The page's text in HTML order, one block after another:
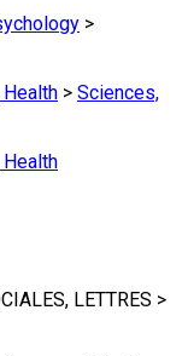
>
Health > Sciences,
Health
LETTRES >